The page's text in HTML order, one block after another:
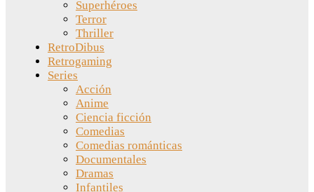
Superhéroes
Terror
Thriller
RetroDibus
Retrogaming
Series
Acción
Anime
Ciencia ficción
Comedias
Comedias románticas
Documentales
Dramas
Infantiles